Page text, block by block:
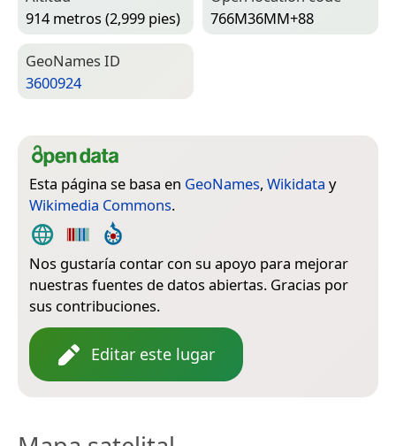
914 metros (2,999 pies)
766M36MM+88
Geo­Names ID
3600924
Esta página se basa en GeoNames, Wikidata y
Wikimedia Commons.
Nos gustaría contar con su apoyo para mejorar
nuestras fuentes de datos abiertas. Gracias por
sus contribuciones.
Editar este lugar